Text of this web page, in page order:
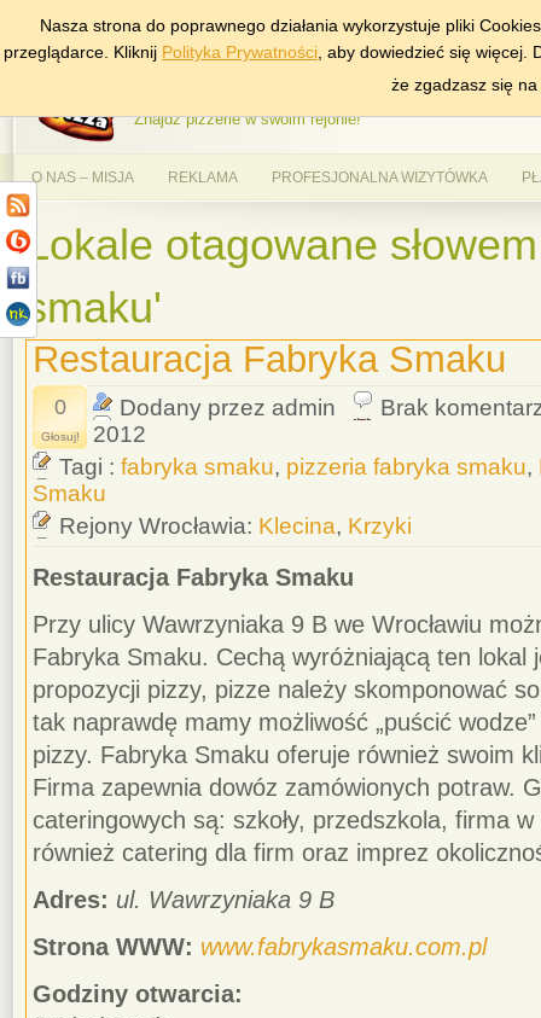
DODAJ NAS DO ULUBIONYCH ZNAJDŹ
AlePizza.com –
Znajdź pizzerie w swoim rejonie!
O NAS – MISJA REKLAMA PROFESJONALNA WIZYTÓWKA
Lokale otagowane
smaku'
Restauracja Fabryka Smaku
0
Głosuj!
Dodany przez admin
Brak
2012
Tagi : fabryka smaku, pizzeria fabryka smaku,
Smaku
Rejony Wrocławia: Klecina, Krzyki
Restauracja Fabryka Smaku
Przy ulicy Wawrzyniaka 9 B we Wrocławiu
Fabryka Smaku. Cechą wyróżniającą ten lokal
propozycji pizzy, pizze należy skomponować
tak naprawdę mamy możliwość „puścić
pizzy. Fabryka Smaku oferuje również swoim
Firma zapewnia dowóz zamówionych potraw.
cateringowych są: szkoły, przedszkola, firma
również catering dla firm oraz imprez
Adres: ul. Wawrzyniaka 9 B
Strona WWW: www.fabrykasmaku.com.pl
Godziny otwarcia:
Nasza strona do poprawnego działania wykorzystuje pliki
przeglądarce. Kliknij Polityka Prywatności , aby dowiedzieć się
że zgadzasz się